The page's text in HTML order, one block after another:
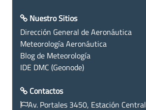
Nuestro Sitios
Dirección General de Aeronáutica
Meteorología Aeronáutica
Blog de Meteorología
IDE DMC (Geonode)
Contactos
Av. Portales 3450, Estación Central